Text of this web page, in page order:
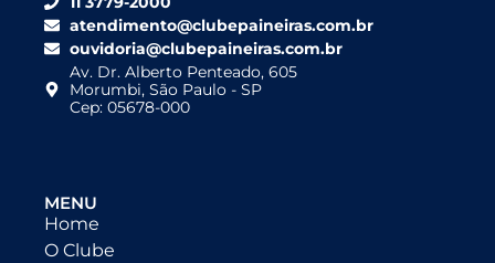
atendimento@clubepaineiras.com.br
ouvidoria@clubepaineiras.com.br
Av. Dr. Alberto Penteado, 605
Morumbi, São Paulo - SP
Cep: 05678-000
MENU
Home
O Clube